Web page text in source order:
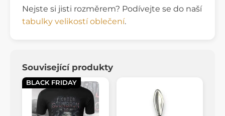
Nejste si jisti rozměrem? Podívejte se do naší
tabulky velikostí oblečení.
Související produkty
BLACK FRIDAY